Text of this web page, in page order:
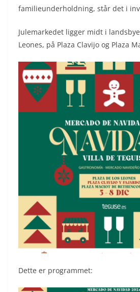
familieunderholdning, står det i
Julemarkedet ligger midt i
Leones, på Plaza Clavijo og Plaza
Dette er programmet: